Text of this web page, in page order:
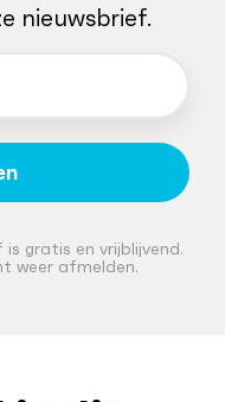
nieuwsbrief.
gratis en vrijblijvend.
weer afmelden.